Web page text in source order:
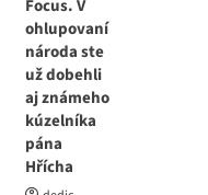
Focus. V
ohlupovaní
národa ste
už dobehli
aj známeho
kúzelníka
pána
Hřícha